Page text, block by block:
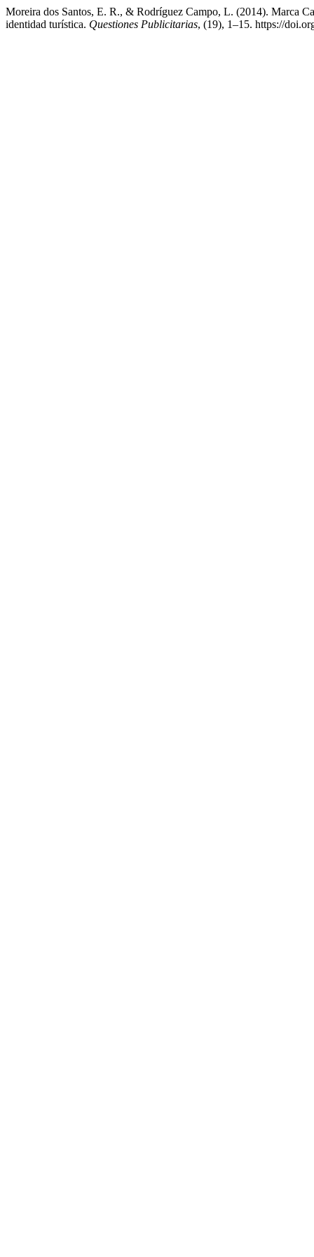
Moreira dos Santos, E. R., & Rodríguez Campo, L. (2014). Marca
identidad turística. Questiones Publicitarias, (19), 1–15. https://